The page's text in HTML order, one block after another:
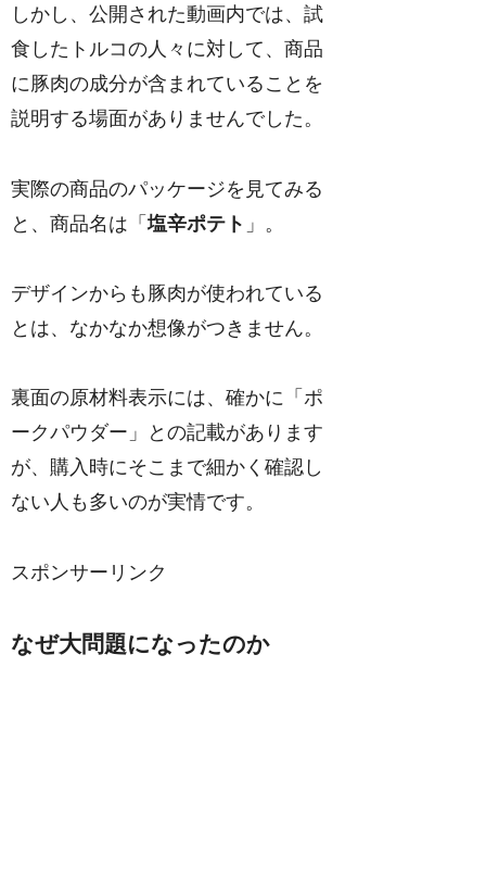
しかし、公開された動画内では、試
食したトルコの人々に対して、商品
に豚肉の成分が含まれていることを
説明する場面がありませんでした。
実際の商品のパッケージを見てみる
と、商品名は「塩辛ポテト 」。
デザインからも豚肉が使われている
とは、なかなか想像がつきません。
裏面の原材料表示には、確かに「ポ
ークパウダー」との記載があります
が、購入時にそこまで細かく確認し
ない人も多いのが実情です。
スポンサーリンク
なぜ大問題になったのか